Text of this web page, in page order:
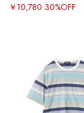
￥10,780 30%OFF